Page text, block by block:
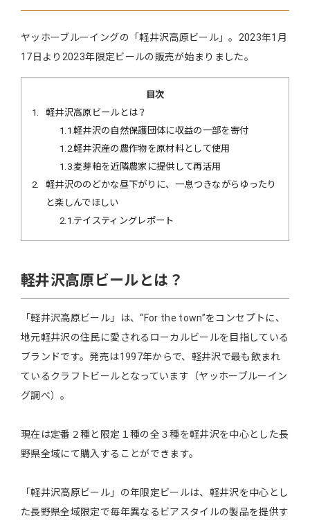
ヤッホーブルーイングの「軽井沢高原ビール」。2023年1月
17日より2023年限定ビールの販売が始まりました。
目次
1
軽井沢高原ビールとは？
1.1 軽井沢の自然保護団体に収益の一部を寄付
1.2軽井沢産の農作物を原材料として使用
1.3麦芽粕を近隣農家に提供して再活用
2
軽井沢ののどかな昼下がりに、一息つきながらゆったり
と楽しんでほしい
2.1 テイスティングレポート
軽井沢高原ビールとは？
「軽井沢高原ビール」は、“For the town”をコンセプトに、
地元軽井沢の住民に愛されるローカルビールを目指している
ブランドです。発売は1997年からで、軽井沢で最も飲まれ
ているクラフトビールとなっています（ヤッホーブルーイン
グ調べ）。
現在は定番２種と限定１種の全３種を軽井沢を中心とした長
野県全域にて購入することができます。
「軽井沢高原ビール」の年限定ビールは、軽井沢を中心とし
た長野県全域限定で毎年異なるビアスタイルの製品を提供す